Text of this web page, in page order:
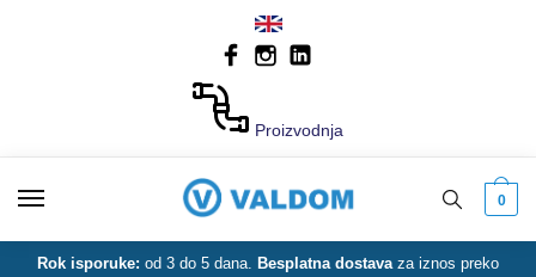
Proizvodnja
0
Rok isporuke: od 3 do 5 dana. Besplatna dostava za iznos preko